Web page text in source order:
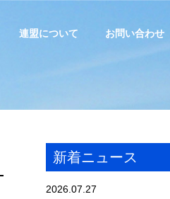
連盟について お問い合わせ
新着ニュース
2026.07.27